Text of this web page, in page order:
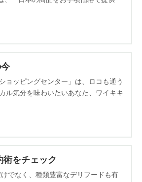
ョッピングセンター」は、ロコも通う
ル気分を味わいたいあなた、ワイキキ
をチェック
でなく、種類豊富なデリフードも有